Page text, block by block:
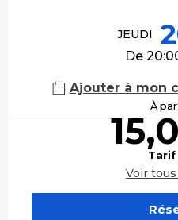
JEUDI
De
Ajouter à mon
À
Tarif
Voir